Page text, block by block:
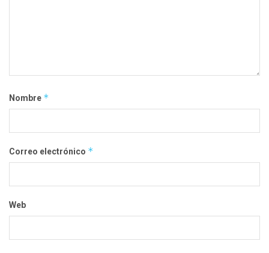
Nombre *
Correo electrónico *
Web